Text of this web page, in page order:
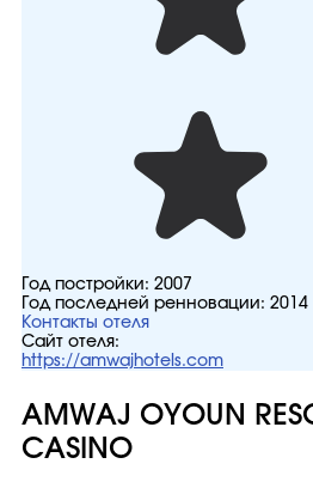
Год постройки: 2007
Год последней ренновации: 2014
Контакты отеля
Сайт отеля:
https://amwajhotels.com
AMWAJ OYOUN
CASINO